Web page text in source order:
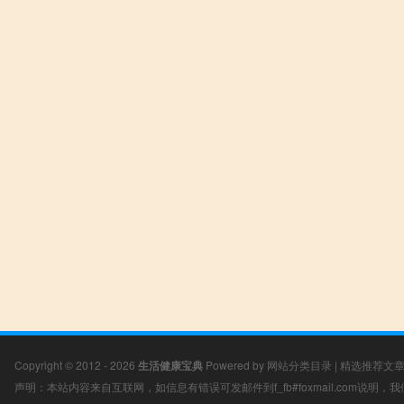
Copyright © 2012 - 2026 生活健康宝典 Powered by 网站分类目录 | 精选推荐文章
声明：本站内容来自互联网，如信息有错误可发邮件到f_fb#foxmail.com说明，